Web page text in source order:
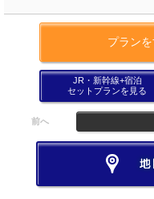
プラン
JR・新幹線+宿泊
セットプランを見る
前へ